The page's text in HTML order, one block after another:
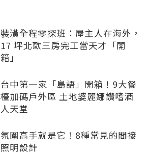
裝潢全程零探班：屋主人在海外，
17 坪北歐三房完工當天才「開
箱」
台中第一家「島語」開箱！9大餐
檯加碼戶外區 土地婆麗娜讚嗜酒
人天堂
氛圍高手就是它！8種常見的間接
照明設計